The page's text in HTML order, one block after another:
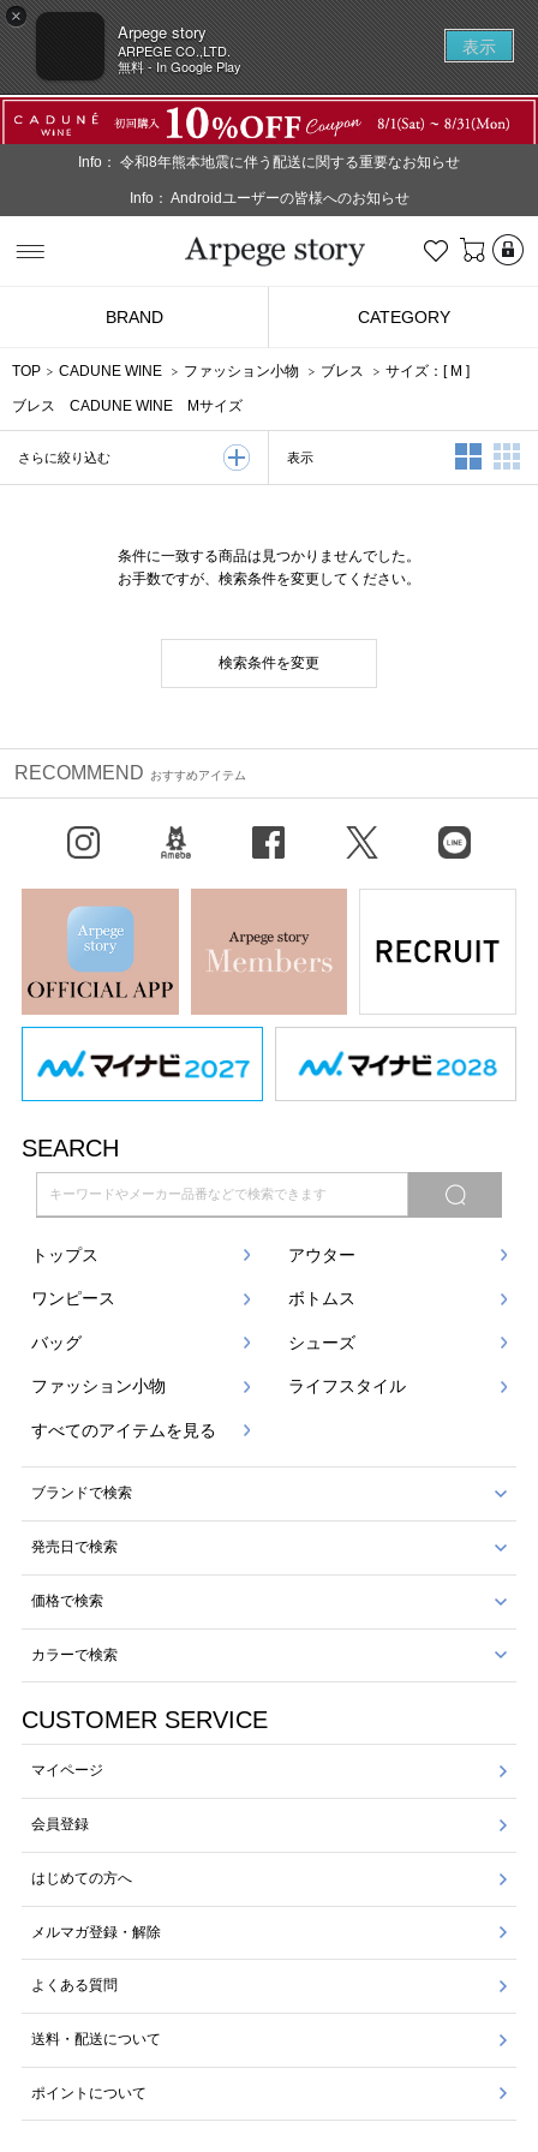
×
Arpege story
ARPEGE CO.,LTD.
無料 - In Google Play
表示
Info： 令和8年熊本地震に伴う配送に関する重要なお知らせ
Info： Androidユーザーの皆様へのお知らせ
お気に入り
BRAND CATEGORY
TOP CADUNE WINE ファッション小物 ブレス サイズ：[ M ]
ブレス CADUNE WINE Mサイズ
さらに絞り込む 表示 2列表示
条件に一致する商品は見つかりませんでした。
お手数ですが、検索条件を変更してください。
検索条件を変更
RECOMMEND おすすめアイテム
X（旧Twitter） LINE
SEARCH
トップス アウター
ワンピース ボトムス
バッグ シューズ
ファッション小物 ライフスタイル
すべてのアイテムを見る
ブランドで検索
発売日で検索
価格で検索
カラーで検索
CUSTOMER SERVICE
マイページ
会員登録
はじめての方へ
メルマガ登録・解除
よくある質問
送料・配送について
ポイントについて